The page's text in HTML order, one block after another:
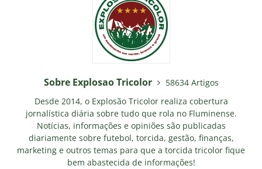
Sobre Explosao Tricolor
58634 Artigos
Desde 2014, o Explosão Tricolor realiza cobertura
jornalística diária sobre tudo que rola no Fluminense.
Notícias, informações e opiniões são publicadas
diariamente sobre futebol, torcida, gestão, finanças,
marketing e outros temas para que a torcida tricolor fique
bem abastecida de informações!